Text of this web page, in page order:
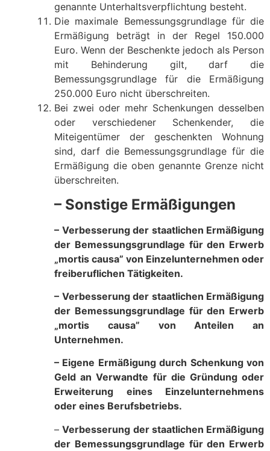
genannte Unterhaltsverpflichtung besteht.
Die maximale Bemessungsgrundlage für die
Ermäßigung beträgt in der Regel 150.000
Euro. Wenn der Beschenkte jedoch als Person
mit Behinderung gilt, darf die
Bemessungsgrundlage für die Ermäßigung
250.000 Euro nicht überschreiten.
Bei zwei oder mehr Schenkungen desselben
oder verschiedener Schenkender, die
Miteigentümer der geschenkten Wohnung
sind, darf die Bemessungsgrundlage für die
Ermäßigung die oben genannte Grenze nicht
überschreiten.
– Sonstige Ermäßigungen
– Verbesserung der staatlichen Ermäßigung
der Bemessungsgrundlage für den Erwerb
„mortis causa” von Einzelunternehmen oder
freiberuflichen Tätigkeiten.
– Verbesserung der staatlichen Ermäßigung
der Bemessungsgrundlage für den Erwerb
„mortis causa” von Anteilen an
Unternehmen.
– Eigene Ermäßigung durch Schenkung von
Geld an Verwandte für die Gründung oder
Erweiterung eines Einzelunternehmens
oder eines Berufsbetriebs.
–Verbesserung der staatlichen Ermäßigung
der Bemessungsgrundlage für den Erwerb